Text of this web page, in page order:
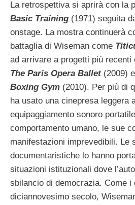
La retrospettiva si aprirà con la
Basic Training (1971) seguita
onstage. La mostra continuerà
battaglia di Wiseman come
ad arrivare a progetti più recenti
The Paris Opera Ballet(2009)
Boxing Gym (2010). Per più di
ha usato una cinepresa leggera
equipaggiamento sonoro
comportamento umano, le sue
manifestazioni imprevedibili. Le
documentaristiche lo hanno
situazioni istituzionali dove
sbilancio di democrazia. Come i
diciannovesimo secolo,